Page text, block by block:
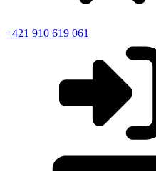
+421 910 619 061